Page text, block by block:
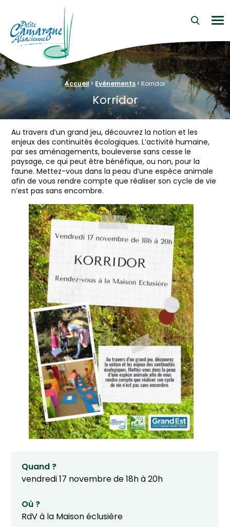
La Petite Camargue Alsacienne Réserve Naturelle au
Fil d'Ariane : Accueil ›Evénements › Korridor
Korridor
Au travers d’un grand jeu, découvrez la notion et les
enjeux des continuités écologiques. L’activité humaine,
par ses aménagements, bouleverse sans cesse le
paysage, ce qui peut être bénéfique, ou non, pour la
faune. Mettez-vous dans la peau d’une espèce animale
afin de vous rendre compte que réaliser son cycle de vie
n’est pas sans encombre.
Quand ?
vendredi 17 novembre de 18h à 20h
Où ?
RdV à la Maison éclusière